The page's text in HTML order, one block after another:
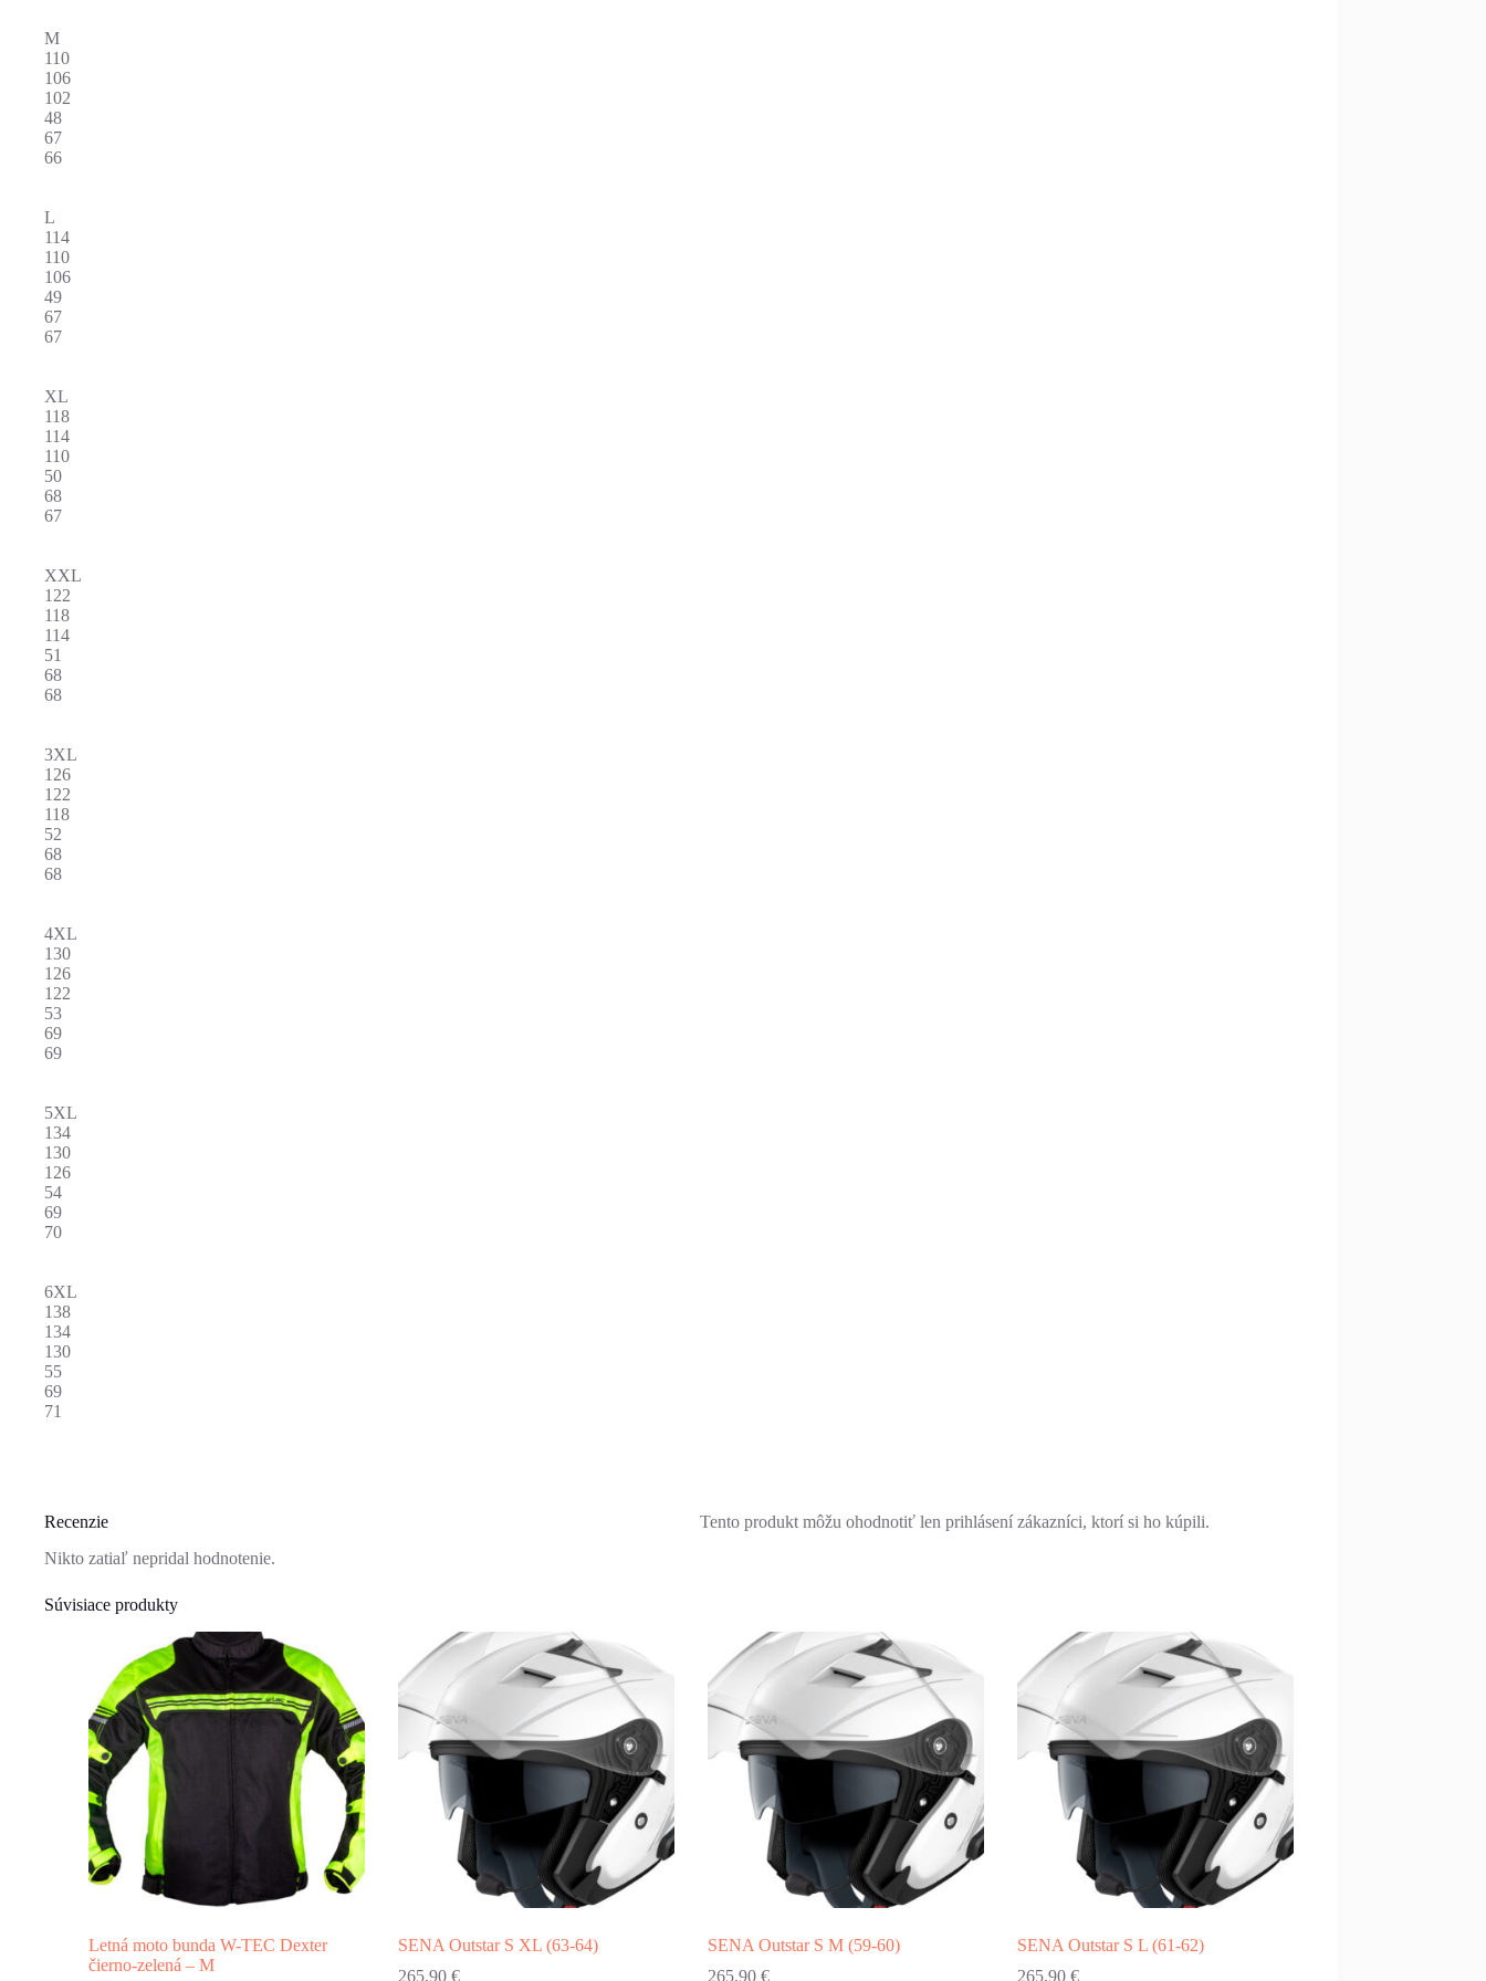
M
110
106
102
48
67
66
L
114
110
106
49
67
67
XL
118
114
110
50
68
67
XXL
122
118
114
51
68
68
3XL
126
122
118
52
68
68
4XL
130
126
122
53
69
69
5XL
134
130
126
54
69
70
6XL
138
134
130
55
69
71
Recenzie
Nikto zatiaľ nepridal hodnotenie.
Tento produkt môžu ohodnotiť len prihlásení zákazníci, ktorí si ho kúpili.
Súvisiace produkty
Letná moto bunda W-TEC Dexter
čierno-zelená – M
SENA Outstar S XL (63-64)
265,90 €
SENA Outstar S M (59-60)
265,90 €
SENA Outstar S L (61-62)
265,90 €